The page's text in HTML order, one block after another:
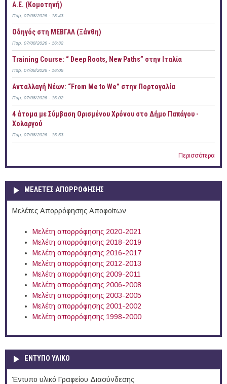
Α.Ε. (Κομοτηνή)
Παρ, 07/08/2026 - 18:43
Οδηγός στη ΜΕΒΓΑΛ (Ξάνθη)
Παρ, 07/08/2026 - 16:32
Training Course: “ Deep Roots, New Paths” στην Ιταλία
Παρ, 07/08/2026 - 16:05
Ανταλλαγή Νέων: “From Me to We” στην Πορτογαλία
Παρ, 07/08/2026 - 16:02
4 άτομα με Σύμβαση Ορισμένου Χρόνου στο Δήμο Παπάγου -
Χολαργού
Παρ, 07/08/2026 - 15:53
Περισσότερα
ΜΕΛΕΤΕΣ ΑΠΟΡΡΟΦΗΣΗΣ
Μελέτες Απορρόφησης Αποφοίτων
Μελέτη απορρόφησης 2020-2021
Μελέτη απορρόφησης 2018-2019
Μελέτη απορρόφησης 2016-2017
Μελέτη απορρόφησης 2012-2013
Μελέτη απορρόφησης 2009-2011
Μελέτη απορρόφησης 2006-2008
Μελέτη απορρόφησης 2003-2005
Μελέτη απορρόφησης 2001-2002
Μελέτη απορρόφησης 1998-2000
ΕΝΤΥΠΟ ΥΛΙΚΟ
Έντυπο υλικό Γραφείου Διασύνδεσης